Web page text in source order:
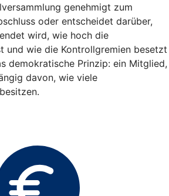
genehmigt zum
oder entscheidet darüber,
wird, wie hoch die
und wie die Kontrollgremien besetzt
demokratische Prinzip: ein Mitglied,
davon, wie viele